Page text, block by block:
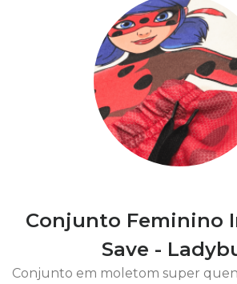
Conjunto Feminino
Save -
Conjunto em moletom super